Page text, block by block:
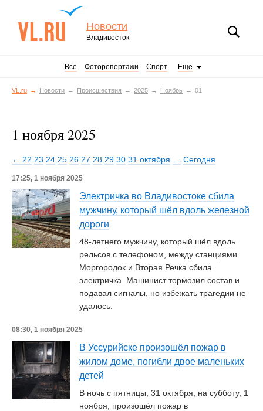
Новости
Владивосток
Все Фоторепортажи Спорт Еще
VL.ru Новости Происшествия 2025 Ноябрь 01
1 ноября 2025
← 22 23 24 25 26 27 28 29 30 31 октября Сегодня
17:25, 1 ноября 2025
Электричка во Владивостоке сбила
мужчину, который шёл вдоль железной
дороги
48-летнего мужчину, который шёл вдоль
рельсов с телефоном, между станциями
Моргородок и Вторая Речка сбила
электричка. Машинист тормозил состав и
подавал сигналы, но избежать трагедии не
удалось.
08:30, 1 ноября 2025
В Уссурийске произошёл пожар в
жилом доме, погибли двое маленьких
детей
В ночь с пятницы, 31 октября, на субботу, 1
ноября, произошёл пожар в